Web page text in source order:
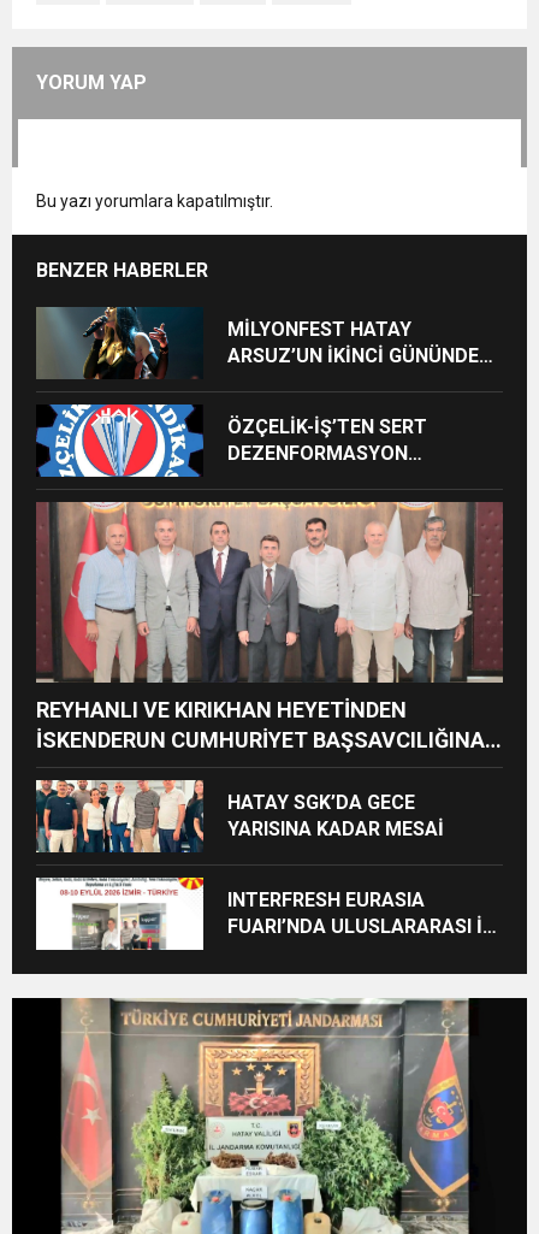
YORUM YAP
Bu yazı yorumlara kapatılmıştır.
BENZER HABERLER
MİLYONFEST HATAY
ARSUZ’UN İKİNCİ GÜNÜNDE
ÖZÇELİK-İŞ’TEN SERT
DEZENFORMASYON
CEZAİ SÜREÇ BAŞLATILDI”
REYHANLI VE KIRIKHAN HEYETİNDEN
İSKENDERUN CUMHURİYET BAŞSAVCILIĞINA
ZİYARET
HATAY SGK’DA GECE
YARISINA KADAR MESAİ
INTERFRESH EURASIA
FUARI’NDA ULUSLARARASI İŞ
BAŞLADI